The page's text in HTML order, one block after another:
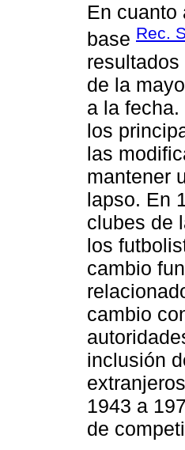
En cuanto
base Rec.
de la
a la
los
las
mantener
lapso. En
clubes de
los
cambio
cambio
inclusión
1943 a
de